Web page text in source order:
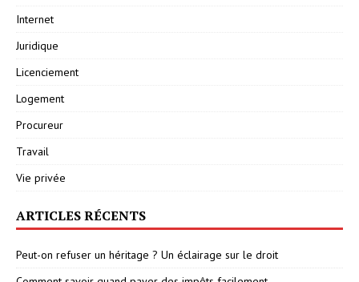
Internet
Juridique
Licenciement
Logement
Procureur
Travail
Vie privée
ARTICLES RÉCENTS
Peut-on refuser un héritage ? Un éclairage sur le droit